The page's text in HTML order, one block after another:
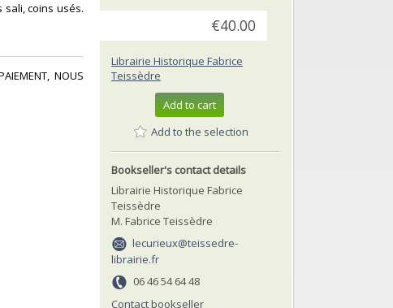
sali, coins usés.
NOUS
€40.00
Librairie Historique Fabrice
Teissèdre
Add to cart
Add to the selection
Bookseller's contact details
Librairie Historique Fabrice
Teissèdre
M. Fabrice Teissèdre
lecurieux@teissedre-
librairie.fr
06 46 54 64 48
Contact bookseller